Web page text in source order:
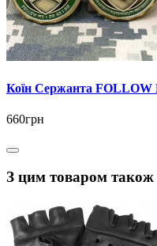
Коїн Сержанта
660грн
З цим товаром